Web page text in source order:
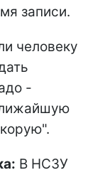
записи.
человеку
-
В НСЗУ